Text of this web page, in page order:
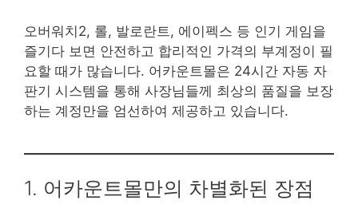
오버워치2, 롤, 발로란트, 에이펙스 등 인기 게임을
즐기다 보면 안전하고 합리적인 가격의 부계정이 필
요할 때가 많습니다. 어카운트몰은 24시간 자동 자
판기 시스템을 통해 사장님들께 최상의 품질을 보장
하는 계정만을 엄선하여 제공하고 있습니다.
1. 어카운트몰만의 차별화된 장점